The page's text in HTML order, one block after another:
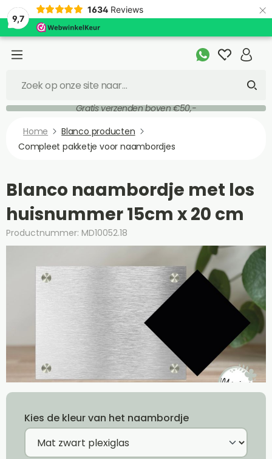
9,7
1634 Reviews ×
Gratis verzenden boven €50,-
Home
Blanco producten
Compleet pakketje voor naambordjes
Blanco naambordje met los
huisnummer 15cm x 20 cm
Productnummer: MD10052.18
Kies de kleur van het naambordje